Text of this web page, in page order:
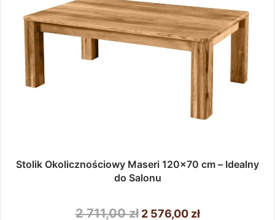
stronie
produktu
Stolik Okolicznościowy Maseri 120×70 cm – Idealny
do Salonu
2 711,00zł Pierwotna
2 576,00 złAktualna